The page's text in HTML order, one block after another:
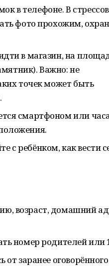
в телефоне. В
фото прохожим,
в магазин, на
Важно: не
точек может быть
смартфоном или
с ребёнком, как вести
возраст, домашний
номер родителей или
от заранее оговорённого